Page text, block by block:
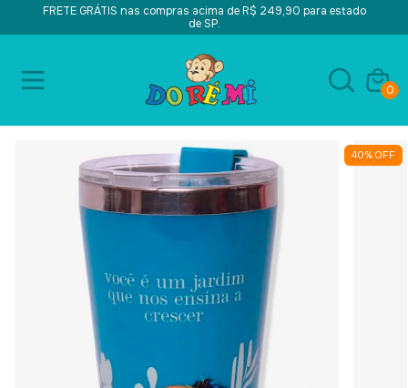
FRETE GRÁTIS nas compras acima de R$ 249,90 para estado
de SP.
0
40% OFF